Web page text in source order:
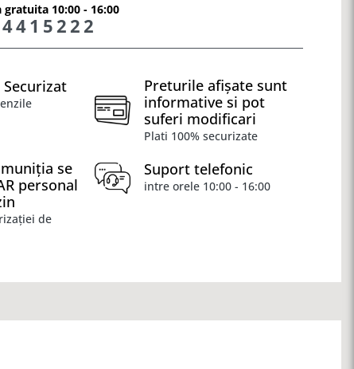
10:00 - 16:00
Preturile afișate sunt
informative si pot
suferi modificari
Plati 100% securizate
se
personal
de
Suport telefonic
intre orele 10:00 - 16:00